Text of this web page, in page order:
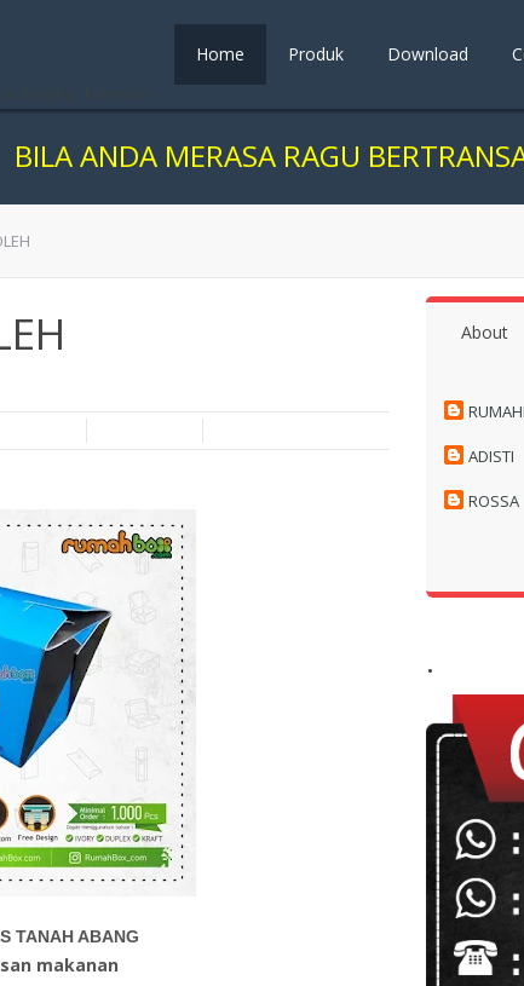
Home Produk Download
MERASA RAGU BERTRANSAKSI
TANAH ABANG
makanan
About
ADISTI
ROSSA
.